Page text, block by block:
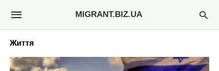
MIGRANT.BIZ.UA
Життя